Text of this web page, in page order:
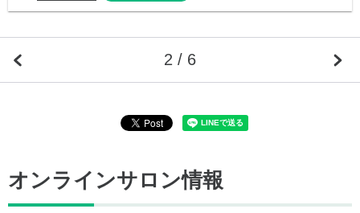
2 / 6
オンラインサロン情報